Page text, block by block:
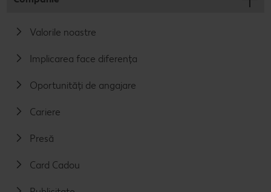
Valorile noastre
Implicarea face diferența
Oportunități de angajare
Cariere
Presă
Card Cadou